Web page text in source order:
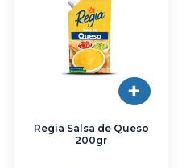
Regia Salsa de Queso
200gr